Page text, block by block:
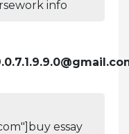
info
essay